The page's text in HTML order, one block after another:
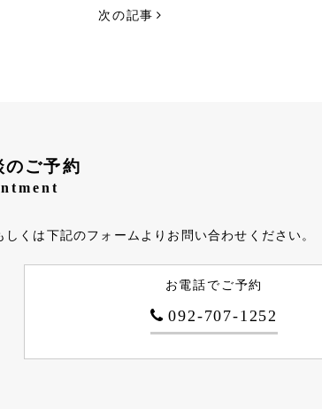
次の記事
のご予約
くは下記のフォームよりお問い合わせください。
お電話でご予約
092-707-1252